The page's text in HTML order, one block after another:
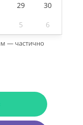
29 30
5 6
— частично